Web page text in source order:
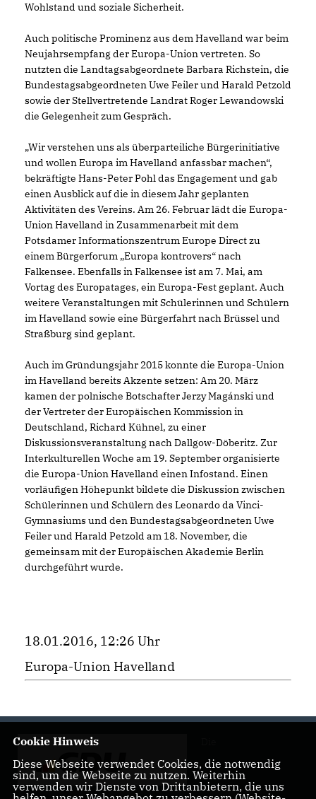
Wohlstand und soziale Sicherheit.
Auch politische Prominenz aus dem Havelland war beim
Neujahrsempfang der Europa-Union vertreten. So
nutzten die Landtagsabgeordnete Barbara Richstein, die
Bundestagsabgeordneten Uwe Feiler und Harald Petzold
sowie der Stellvertretende Landrat Roger Lewandowski
die Gelegenheit zum Gespräch.
Wir verstehen uns als überparteiliche Bürgerinitiative
und wollen Europa im Havelland anfassbar machen“,
bekräftigte Hans-Peter Pohl das Engagement und gab
einen Ausblick auf die in diesem Jahr geplanten
Aktivitäten des Vereins. Am 26. Februar lädt die Europa-
Union Havelland in Zusammenarbeit mit dem
Potsdamer Informationszentrum Europe Direct zu
einem Bürgerforum „Europa kontrovers“ nach
Falkensee. Ebenfalls in Falkensee ist am 7. Mai, am
Vortag des Europatages, ein Europa-Fest geplant. Auch
weitere Veranstaltungen mit Schülerinnen und Schülern
im Havelland sowie eine Bürgerfahrt nach Brüssel und
Straßburg sind geplant.
Auch im Gründungsjahr 2015 konnte die Europa-Union
im Havelland bereits Akzente setzen: Am 20. März
kamen der polnische Botschafter Jerzy Magánski und
der Vertreter der Europäischen Kommission in
Deutschland, Richard Kühnel, zu einer
Diskussionsveranstaltung nach Dallgow-Döberitz. Zur
Interkulturellen Woche am 19. September organisierte
die Europa-Union Havelland einen Infostand. Einen
vorläufigen Höhepunkt bildete die Diskussion zwischen
Schülerinnen und Schülern des Leonardo da Vinci-
Gymnasiums und den Bundestagsabgeordneten Uwe
Feiler und Harald Petzold am 18. November, die
gemeinsam mit der Europäischen Akademie Berlin
durchgeführt wurde.
18.01.2016, 12:26 Uhr
Europa-Union Havelland
Cookie Hinweis
Diese Webseite verwendet Cookies, die notwendig
sind, um die Webseite zu nutzen. Weiterhin
verwenden wir Dienste von Drittanbietern, die uns